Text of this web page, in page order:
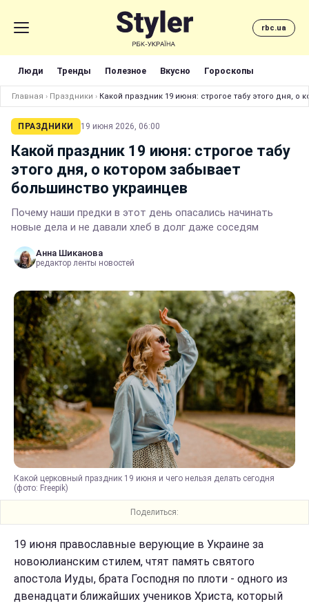
rbc.ua
Люди Тренды Полезное Вкусно Гороскопы
Главная › Праздники › Какой праздник 19 июня: строгое табу этого дня, о
ПРАЗДНИКИ 19 июня 2026, 06:00
Какой праздник 19 июня: строгое табу
этого дня, о котором забывает
большинство украинцев
Почему наши предки в этот день опасались начинать
новые дела и не давали хлеб в долг даже соседям
Анна Шиканова
редактор ленты новостей
Какой церковный праздник 19 июня и чего нельзя делать сегодня
(фото: Freepik)
Поделиться:
19 июня православные верующие в Украине за
новоюлианским стилем, чтят память святого
апостола Иуды, брата Господня по плоти - одного из
двенадцати ближайших учеников Христа, который